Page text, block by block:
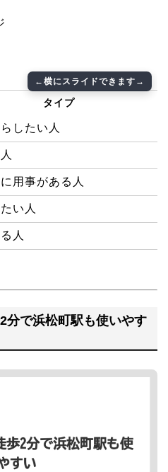
タイプ
したい人
用事がある人
い人
人
分で浜松町駅も使いやす